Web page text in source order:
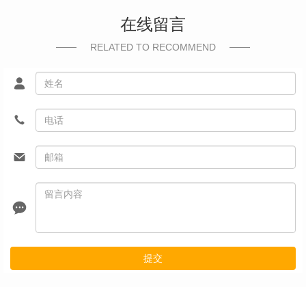
在线留言
RELATED TO RECOMMEND
提交